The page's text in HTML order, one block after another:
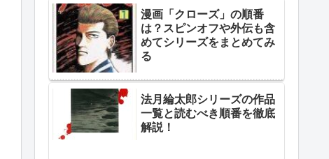
漫画「クローズ」の順番
は？スピンオフや外伝も含
めてシリーズをまとめてみ
る
法月綸太郎シリーズの作品
一覧と読むべき順番を徹底
解説！